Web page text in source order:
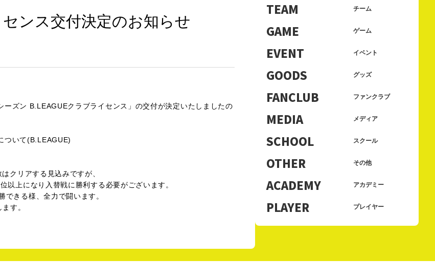
ンス交付決定のお知らせ
ズン B.LEAGUEクラブライセンス」の交付が決定いたしましたの
ついて(B.LEAGUE)
クリアする見込みですが、
以上になり入替戦に勝利する必要がございます。
きる様、全力で闘います。
す。
TEAM チーム
GAME ゲーム
EVENT イベント
GOODS グッズ
FANCLUB ファンクラブ
MEDIA メディア
SCHOOL スクール
OTHER その他
ACADEMY アカデミー
PLAYER プレイヤー